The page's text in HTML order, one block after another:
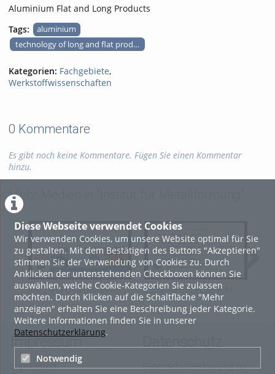
Diese Webseite verwendet Cookies
Wir verwenden Cookies, um unsere Website optimal für Sie
zu gestalten. Mit dem Bestätigen des Buttons "Akzeptieren"
stimmen Sie der Verwendung von Cookies zu. Durch
Anklicken der untenstehenden Checkboxen können Sie
auswählen, welche Cookie-Kategorien Sie zulassen
möchten. Durch Klicken auf die Schaltfläche "Mehr
anzeigen" erhalten Sie eine Beschreibung jeder Kategorie.
Weitere Informationen finden Sie in unserer
Datenschutzerklärung.
Notwendig
Aluminium Flat and Long Products
Tags:
aluminium
technology of long and flat products
Kategorien: Fachgebiete,
Werkstoffwissenschaften
0 Kommentare
Es gibt noch keine Kommentare. Fügen Sie einen Kommentar
hinzu.
Mehr Medien in "Institut für Metallformung"
SS22-FoPD-Lecture-12:
Rolling characteristics
SS22-FoPD-Lecture-11:
Case study of Tensile
Tests
Impressum
Impressum
Datenschutzerklärung für